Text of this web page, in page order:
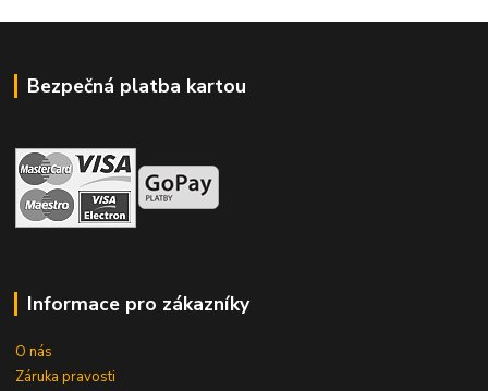
Bezpečná platba kartou
Informace pro zákazníky
O nás
Záruka pravosti